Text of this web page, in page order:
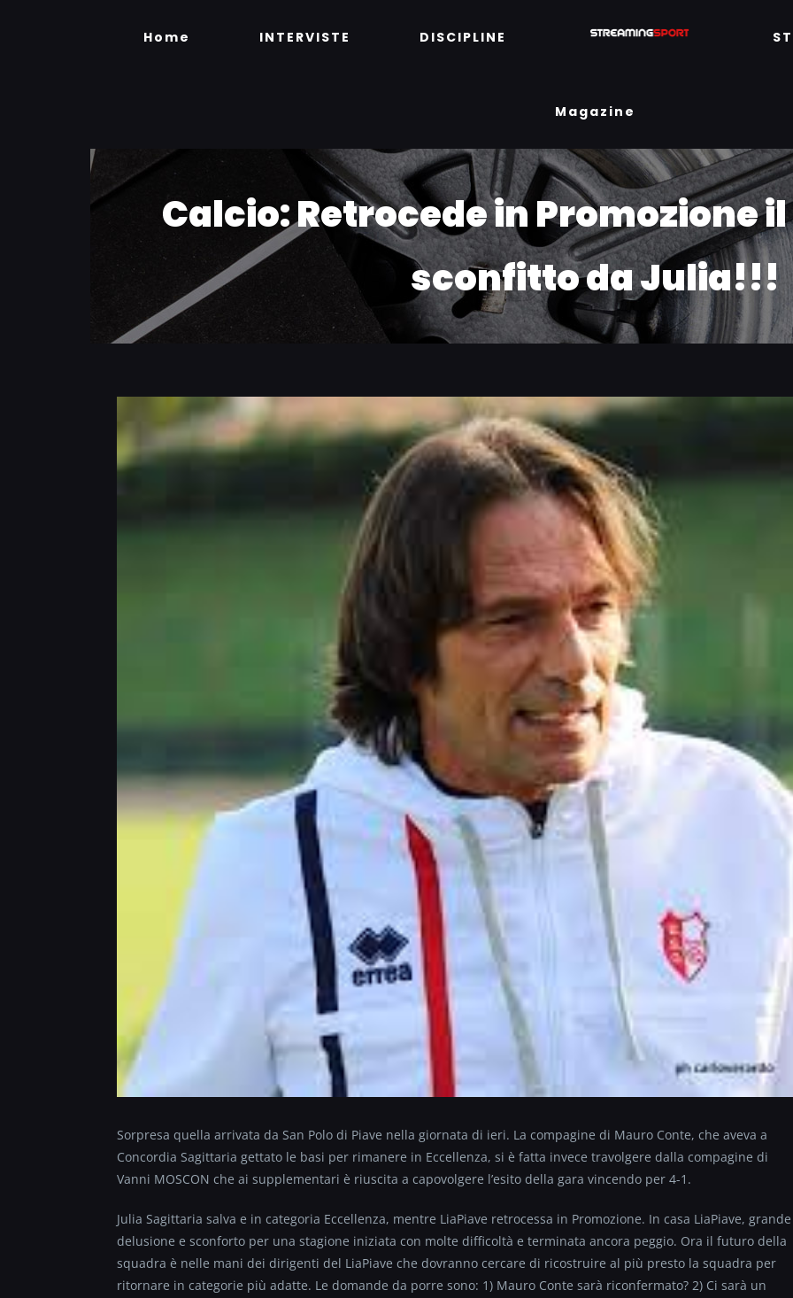
Home INTERVISTE DISCIPLINE
Magazine
Calcio: Retrocede in Promozione
sconfitto da Julia!!!
Sorpresa quella arrivata da San Polo di Piave nella giornata di ieri. La compagine di Mauro Conte, che aveva a
Concordia Sagittaria gettato le basi per rimanere in Eccellenza, si è fatta invece travolgere dalla compagine di
Vanni MOSCON che ai supplementari è riuscita a capovolgere l’esito della gara vincendo per 4-1.
Julia Sagittaria salva e in categoria Eccellenza, mentre LiaPiave retrocessa in Promozione. In casa LiaPiave, grande
delusione e sconforto per una stagione iniziata con molte difficoltà e terminata ancora peggio. Ora il futuro della
squadra è nelle mani dei dirigenti del LiaPiave che dovranno cercare di ricostruire al più presto la squadra per
ritornare in categorie più adatte. Le domande da porre sono: 1) Mauro Conte sarà riconfermato? 2) Ci sarà un